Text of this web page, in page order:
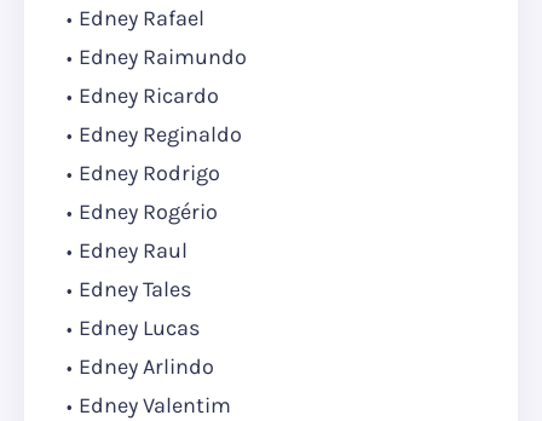
Edney Rafael
Edney Raimundo
Edney Ricardo
Edney Reginaldo
Edney Rodrigo
Edney Rogério
Edney Raul
Edney Tales
Edney Lucas
Edney Arlindo
Edney Valentim